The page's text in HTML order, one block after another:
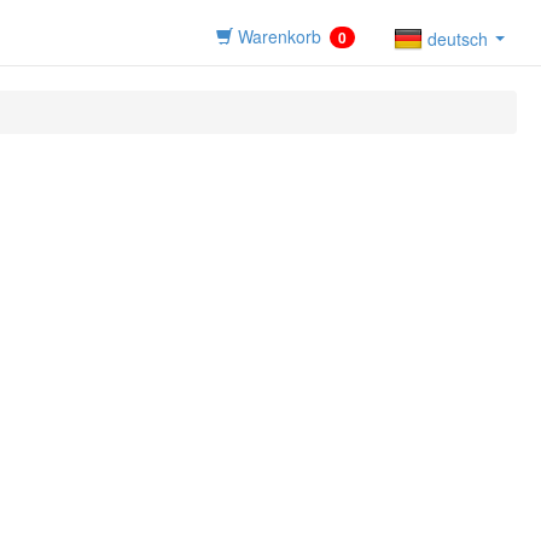
Warenkorb 0 deutsch